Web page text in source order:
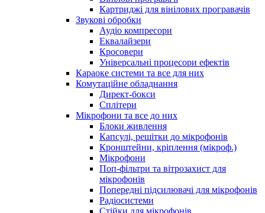
Картриджі для вінілових програвачів
Звукові обробки
Аудіо компресори
Еквалайзери
Кросовери
Універсальні процесори ефектів
Караоке системи та все для них
Комутаційне обладнання
Директ-бокси
Сплітери
Мікрофони та все до них
Блоки живлення
Капсулі, решітки до мікрофонів
Кронштейни, кріплення (мікроф.)
Мікрофони
Поп-фільтри та вітрозахист для
мікрофонів
Попередні підсилювачі для мікрофонів
Радіосистеми
Стійки для мікрофонів